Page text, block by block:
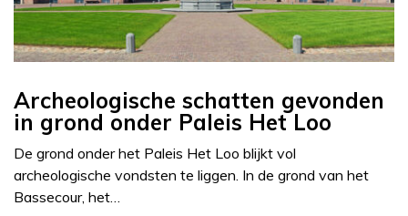
Archeologische schatten gevonden
in grond onder Paleis Het Loo
De grond onder het Paleis Het Loo blijkt vol
archeologische vondsten te liggen. In de grond van het
Bassecour, het…